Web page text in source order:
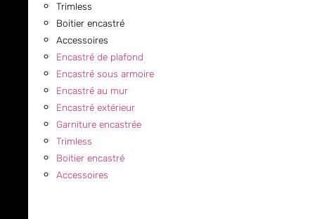
Trimless
Boitier encastré
Accessoires
Encastré de plafond
Encastré sous armoire
Encastré au mur
Encastré extérieur
Garniture encastrée
Trimless
Boitier encastré
Accessoires